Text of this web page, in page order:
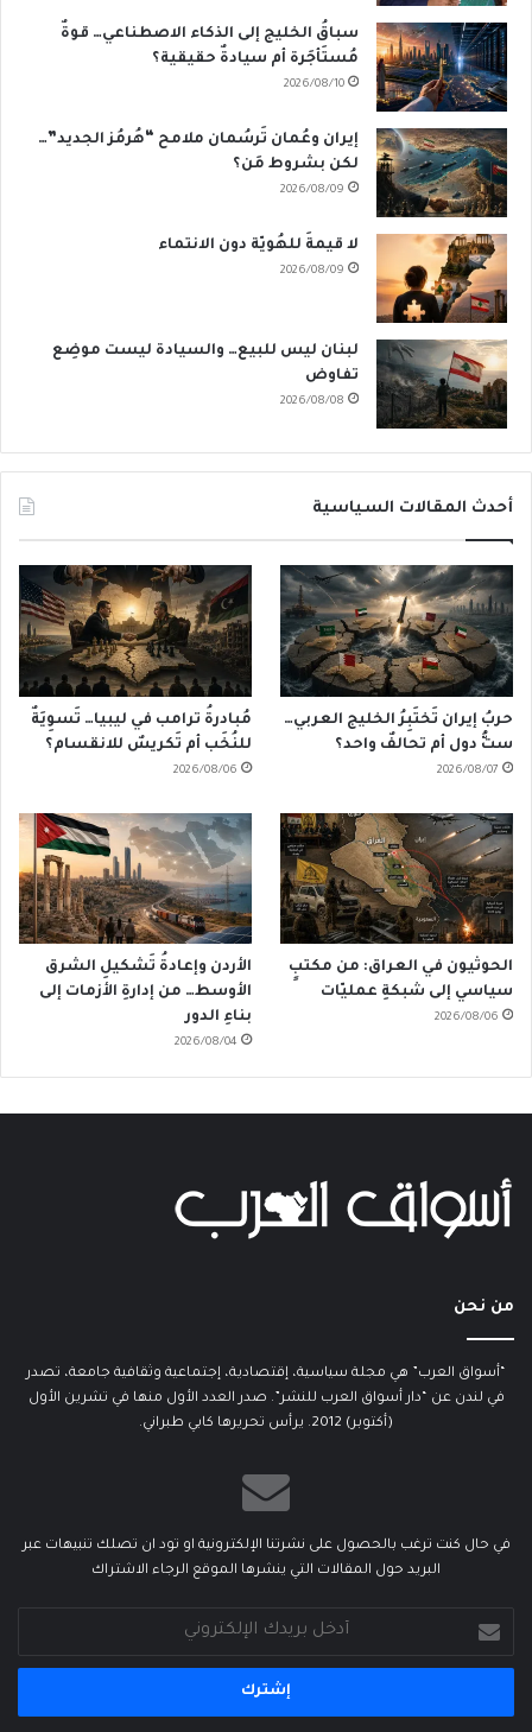
سباقُ الخليج إلى الذكاء الاصطناعي… قوةٌ
مُستَأجَرة أم سيادةٌ حقيقية؟
2026/08/10
إيران وعُمان تَرسُمان ملامح “هُرمُز الجديد”…
لكن بشروط مَن؟
2026/08/09
لا قيمةَ للهُويّة دون الانتماء
2026/08/09
لبنان ليس للبيع… والسيادة ليست موضِع
تفاوض
2026/08/08
أحدث المقالات السياسية
حربُ إيران تَختَبِرُ الخليج العربي…
ستُّ دول أم تحالفٌ واحد؟
2026/08/07
مُبادرةُ ترامب في ليبيا… تَسوِيَةٌ
للنُخَب أم تَكريسٌ للانقسام؟
2026/08/06
الحوثيون في العراق: من مكتبٍ
سياسي إلى شبكةِ عمليّات
2026/08/06
الأردن وإعادةُ تَشكيلِ الشرق
الأوسط… من إدارةِ الأزمات إلى
بناءِ الدور
2026/08/04
من نحن
“أسواق العرب” هي مجلة سياسية، إقتصادية، إجتماعية وثقافية جامعة، تصدر
في لندن عن “دار أسواق العرب للنشر”. صدر العدد الأول منها في تشرين الأول
(أكتوبر) 2012. يرأس تحريرها كابي طبراني.
في حال كنت ترغب بالحصول على نشرتنا الإلكترونية او تود ان تصلك تنبيهات عبر
البريد حول المقالات التي ينشرها الموقع الرجاء الاشتراك
بريدك
الإلكتروني